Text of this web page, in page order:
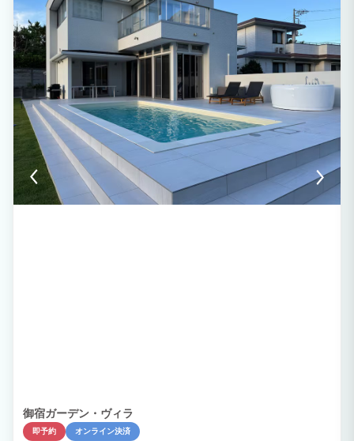
御宿ガーデン・ヴィラ
即予約 オンライン決済